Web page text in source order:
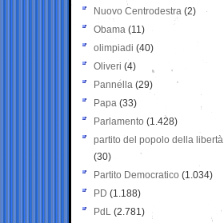
Nuovo Centrodestra (2)
Obama (11)
olimpiadi (40)
Oliveri (4)
Pannella (29)
Papa (33)
Parlamento (1.428)
partito del popolo della libertà
(30)
Partito Democratico (1.034)
PD (1.188)
PdL (2.781)